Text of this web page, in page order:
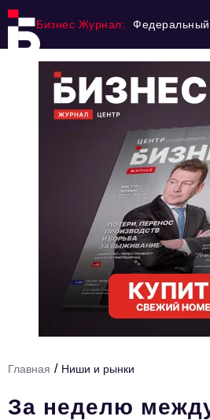
Бизнес Журнал: Федеральный
Ниши и рынки
Технологии и тренды
HR
Главная / Ниши и рынки
За неделю